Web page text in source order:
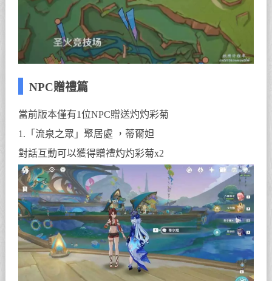
NPC贈禮篇
當前版本僅有1位NPC贈送灼灼彩菊
1.「流泉之眾」聚居處 ，蒂爾妲
對話互動可以獲得贈禮灼灼彩菊x2